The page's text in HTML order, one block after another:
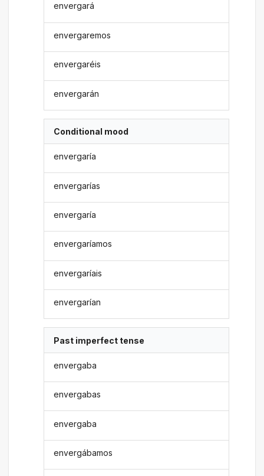
envergará
envergaremos
envergaréis
envergarán
Conditional mood
envergaría
envergarías
envergaría
envergaríamos
envergaríais
envergarían
Past imperfect tense
envergaba
envergabas
envergaba
envergábamos